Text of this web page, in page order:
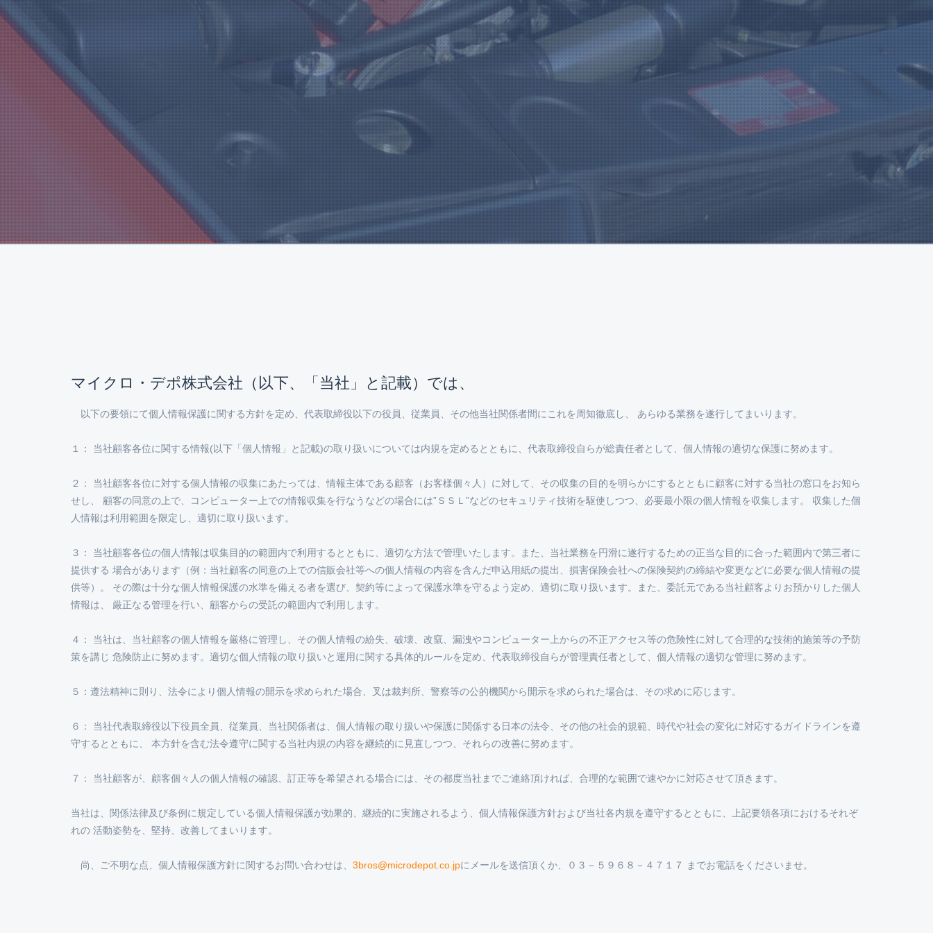
マイクロ・デポ株式会社（以下、「当社」と記載）では、
以下の要領にて個人情報保護に関する方針を定め、代表取締役以下の役員、従業員、その他当社関係者間にこれを周知徹底し、 あらゆる業務を遂行してまいります。
１： 当社顧客各位に関する情報(以下「個人情報」と記載)の取り扱いについては内規を定めるとともに、代表取締役自らが総責任者として、個人情報の適切な保護に努めます。
２： 当社顧客各位に対する個人情報の収集にあたっては、情報主体である顧客（お客様個々人）に対して、その収集の目的を明らかにするとともに顧客に対する当社の窓口をお知ら
せし、 顧客の同意の上で、コンピューター上での情報収集を行なうなどの場合には”ＳＳＬ”などのセキュリティ技術を駆使しつつ、必要最小限の個人情報を収集します。 収集した個
人情報は利用範囲を限定し、適切に取り扱います。
３： 当社顧客各位の個人情報は収集目的の範囲内で利用するとともに、適切な方法で管理いたします。また、当社業務を円滑に遂行するための正当な目的に合った範囲内で第三者に
提供する 場合があります（例：当社顧客の同意の上での信販会社等への個人情報の内容を含んだ申込用紙の提出、損害保険会社への保険契約の締結や変更などに必要な個人情報の提
供等）。 その際は十分な個人情報保護の水準を備える者を選び、契約等によって保護水準を守るよう定め、適切に取り扱います。また、委託元である当社顧客よりお預かりした個人
情報は、 厳正なる管理を行い、顧客からの受託の範囲内で利用します。
４： 当社は、当社顧客の個人情報を厳格に管理し、その個人情報の紛失、破壊、改竄、漏洩やコンピューター上からの不正アクセス等の危険性に対して合理的な技術的施策等の予防
策を講じ 危険防止に努めます。適切な個人情報の取り扱いと運用に関する具体的ルールを定め、代表取締役自らが管理責任者として、個人情報の適切な管理に努めます。
５：遵法精神に則り、法令により個人情報の開示を求められた場合、叉は裁判所、警察等の公的機関から開示を求められた場合は、その求めに応じます。
６： 当社代表取締役以下役員全員、従業員、当社関係者は、個人情報の取り扱いや保護に関係する日本の法令、その他の社会的規範、時代や社会の変化に対応するガイドラインを遵
守するとともに、 本方針を含む法令遵守に関する当社内規の内容を継続的に見直しつつ、それらの改善に努めます。
７： 当社顧客が、顧客個々人の個人情報の確認、訂正等を希望される場合には、その都度当社までご連絡頂ければ、合理的な範囲で速やかに対応させて頂きます。
当社は、関係法律及び条例に規定している個人情報保護が効果的、継続的に実施されるよう、個人情報保護方針および当社各内規を遵守するとともに、上記要領各項におけるそれぞ
れの 活動姿勢を、堅持、改善してまいります。
尚、ご不明な点、個人情報保護方針に関するお問い合わせは、 3bros@microdepot.co.jpにメールを送信頂くか、０３－５９６８－４７１７ までお電話をくださいませ。